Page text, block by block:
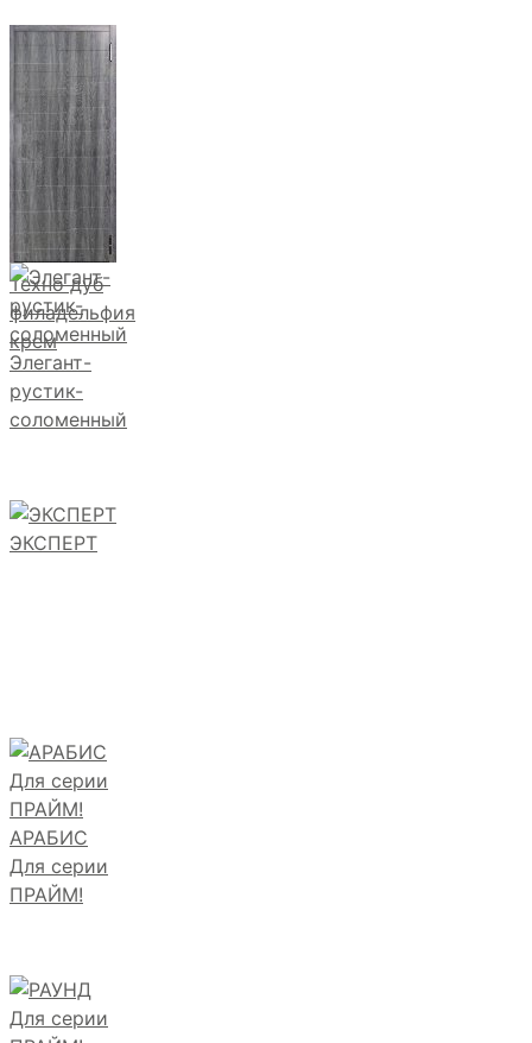
Техно дуб
филадельфия
крем
Элегант-
рустик-
соломенный
ЭКСПЕРТ
АРАБИС
Для серии
ПРАЙМ!